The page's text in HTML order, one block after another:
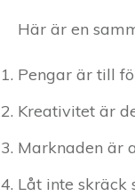
Här är en
Pengar är till
Kreativitet är
Marknaden är
Låt inte skräck